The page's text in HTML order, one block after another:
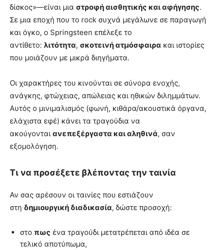
δίσκος»—είναι μια στροφή αισθητικής και αφήγησης.
Σε μια εποχή που το rock συχνά μεγάλωνε σε παραγωγή
και όγκο, ο Springsteen επέλεξε το
αντίθετο: λιτότητα, σκοτεινή ατμόσφαιρα και ιστορίες
που μοιάζουν με μικρά διηγήματα.
Οι χαρακτήρες του κινούνται σε σύνορα ενοχής,
ανάγκης, φτώχειας, απώλειας και ηθικών διλημμάτων.
Αυτός ο μινιμαλισμός (φωνή, κιθάρα/ακουστικά όργανα,
ελάχιστα εφέ) κάνει τα τραγούδια να
ακούγονται ανεπεξέργαστα και αληθινά, σαν
εξομολόγηση.
Τι να προσέξετε βλέποντας την ταινία
Αν σας αρέσουν οι ταινίες που εστιάζουν
στη δημιουργική διαδικασία, δώστε προσοχή:
στο πως ένα τραγούδι μετατρέπεται από ιδέα σε
τελικό αποτύπωμα,